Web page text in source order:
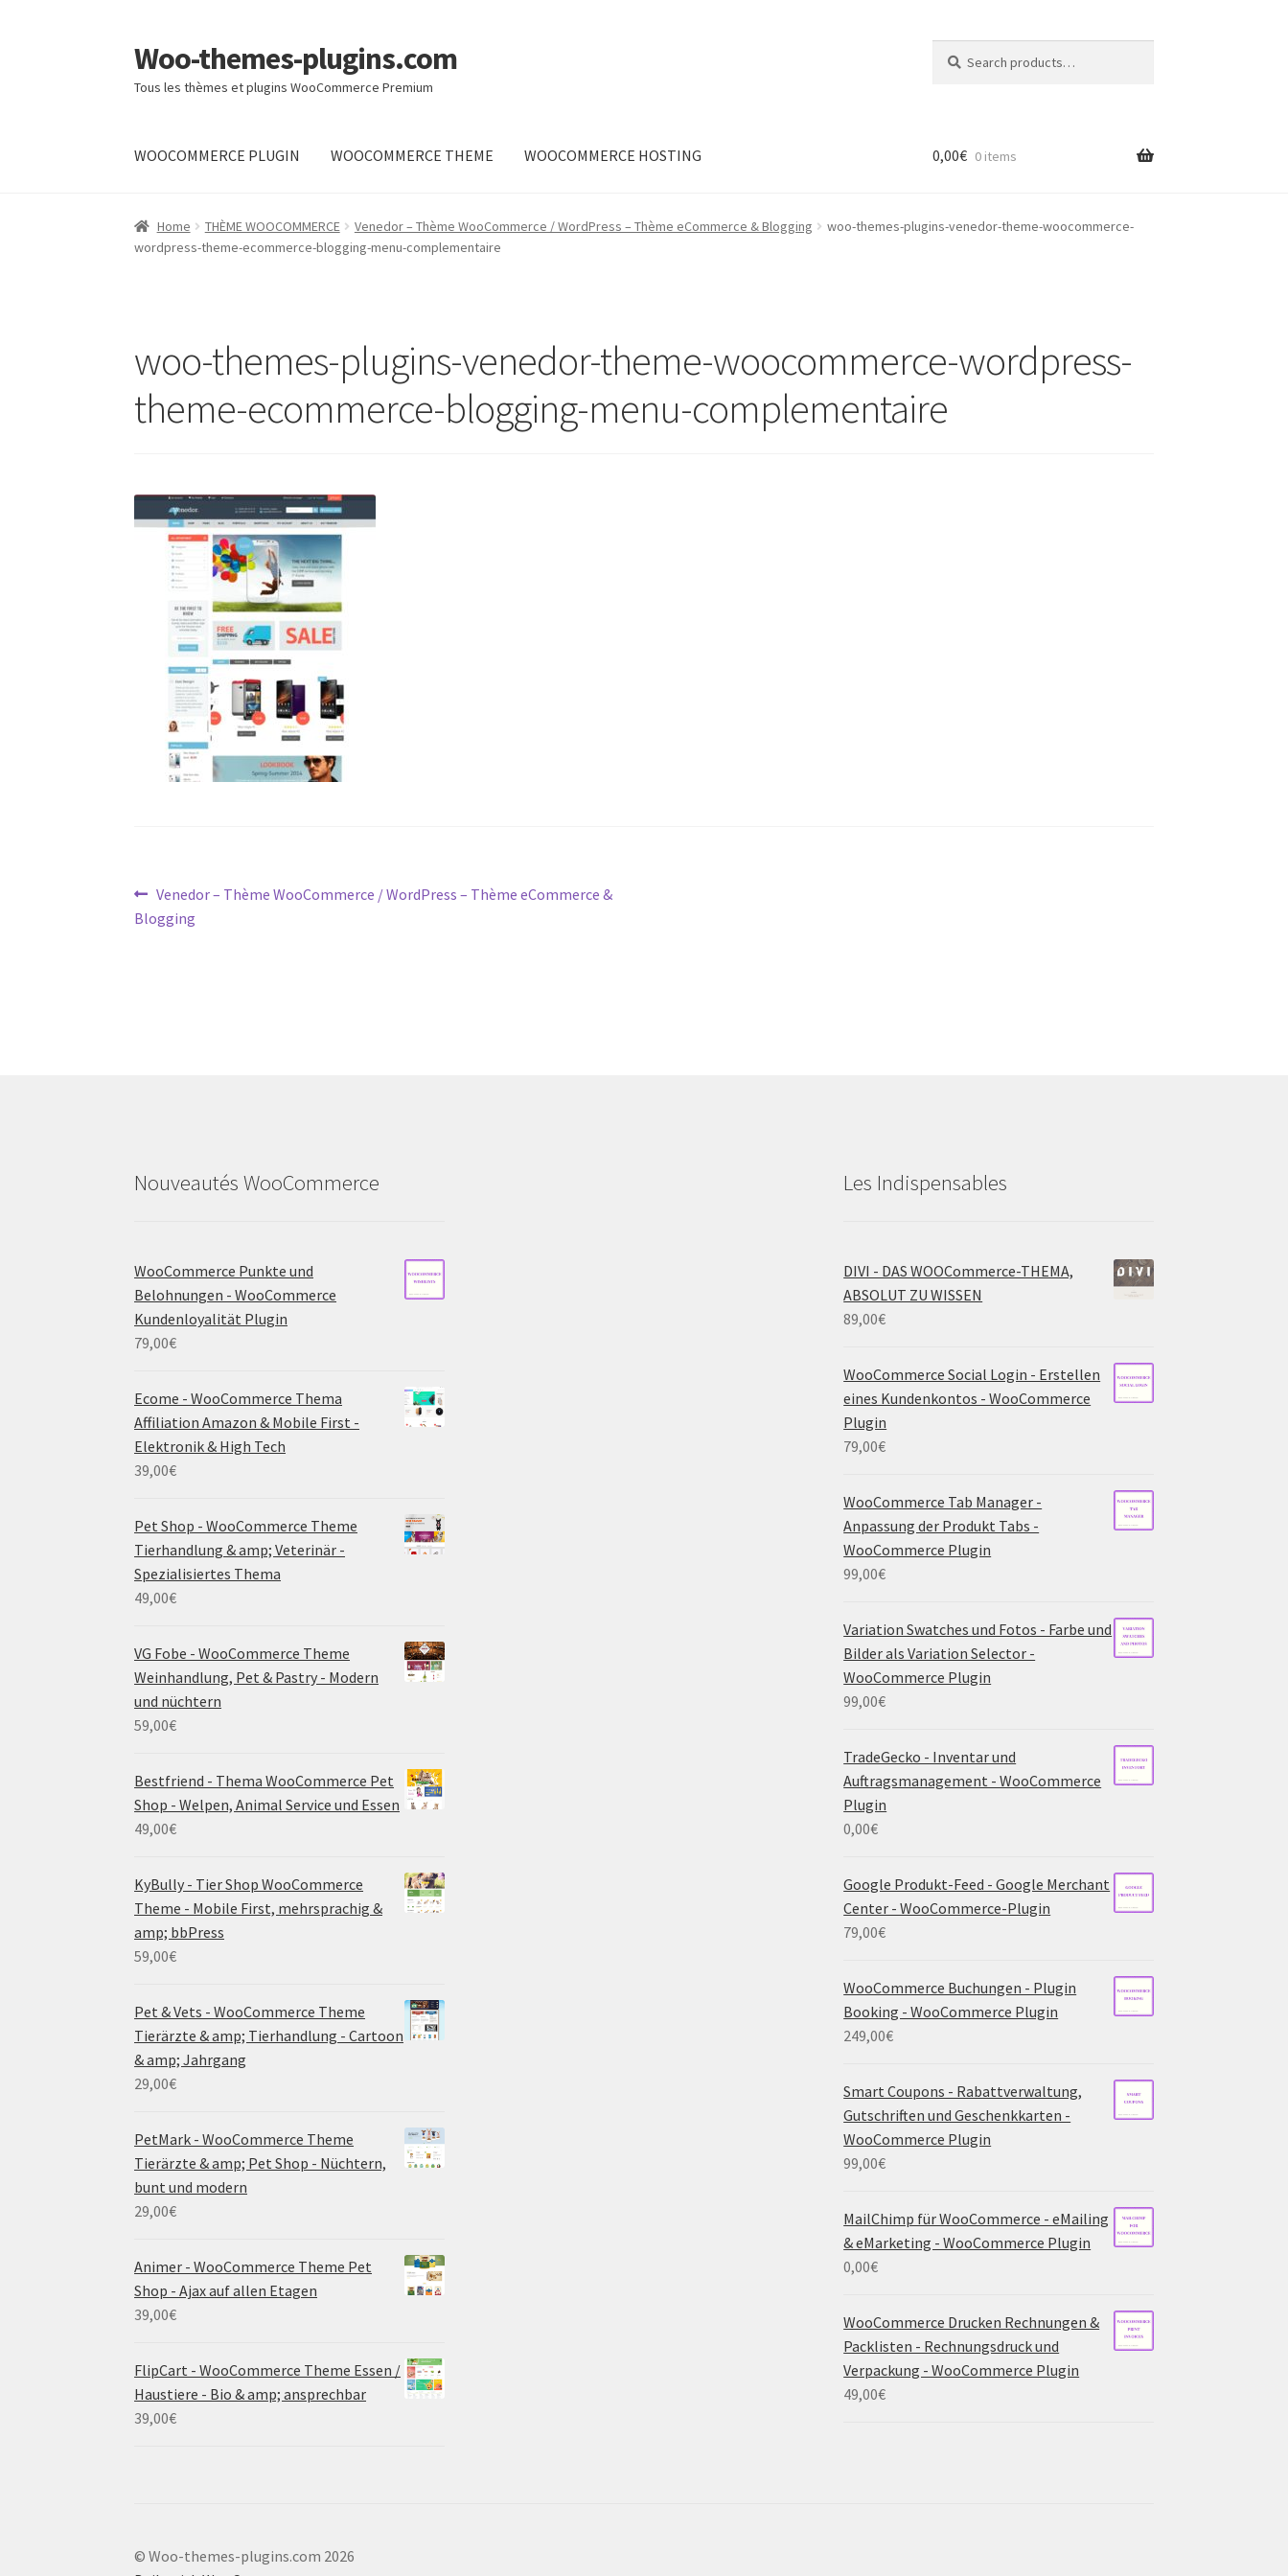
Skip
to
navigation
Skip
to
content
Woo-themes-plugins.com
Tous les thèmes et plugins WooCommerce Premium
for:
WOOCOMMERCE PLUGIN WOOCOMMERCE THEME WOOCOMMERCE HOSTING
Home
0,00€ 0 items
Home THÈME WOOCOMMERCE Venedor – Thème WooCommerce / WordPress – Thème eCommerce & Blogging
woo-themes-plugins-venedor-theme-woocommerce-
wordpress-theme-ecommerce-blogging-menu-complementaire
woo-themes-plugins-venedor-theme-woocommerce-wordpress-
theme-ecommerce-blogging-menu-complementaire
Post
navigation
Previous
post:
Venedor – Thème WooCommerce / WordPress – Thème eCommerce &
Blogging
Nouveautés WooCommerce
WooCommerce Punkte und
Belohnungen - WooCommerce
Kundenloyalität Plugin
79,00€
Ecome - WooCommerce Thema
Affiliation Amazon & Mobile First -
Elektronik & High Tech
39,00€
Pet Shop - WooCommerce Theme
Tierhandlung & amp; Veterinär -
Spezialisiertes Thema
49,00€
VG Fobe - WooCommerce Theme
Weinhandlung, Pet & Pastry - Modern
und nüchtern
59,00€
Bestfriend - Thema WooCommerce Pet
Shop - Welpen, Animal Service und Essen
49,00€
KyBully - Tier Shop WooCommerce
Theme - Mobile First, mehrsprachig &
amp; bbPress
59,00€
Pet & Vets - WooCommerce Theme
Tierärzte & amp; Tierhandlung - Cartoon
& amp; Jahrgang
29,00€
PetMark - WooCommerce Theme
Tierärzte & amp; Pet Shop - Nüchtern,
bunt und modern
29,00€
Animer - WooCommerce Theme Pet
Shop - Ajax auf allen Etagen
39,00€
FlipCart - WooCommerce Theme Essen /
Haustiere - Bio & amp; ansprechbar
39,00€
Les Indispensables
DIVI - DAS WOOCommerce-THEMA,
ABSOLUT ZU WISSEN
89,00€
WooCommerce Social Login - Erstellen
eines Kundenkontos - WooCommerce
Plugin
79,00€
WooCommerce Tab Manager -
Anpassung der Produkt Tabs -
WooCommerce Plugin
99,00€
Variation Swatches und Fotos - Farbe und
Bilder als Variation Selector -
WooCommerce Plugin
99,00€
TradeGecko - Inventar und
Auftragsmanagement - WooCommerce
Plugin
0,00€
Google Produkt-Feed - Google Merchant
Center - WooCommerce-Plugin
79,00€
WooCommerce Buchungen - Plugin
Booking - WooCommerce Plugin
249,00€
Smart Coupons - Rabattverwaltung,
Gutschriften und Geschenkkarten -
WooCommerce Plugin
99,00€
MailChimp für WooCommerce - eMailing
& eMarketing - WooCommerce Plugin
0,00€
WooCommerce Drucken Rechnungen &
Packlisten - Rechnungsdruck und
Verpackung - WooCommerce Plugin
49,00€
© Woo-themes-plugins.com 2026